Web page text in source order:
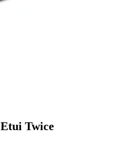
Etui Twice